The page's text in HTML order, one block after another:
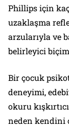
Phillips için
uzaklaşma
arzularıyla ve
belirleyici
Bir çocuk
deneyimi,
okuru
neden kendini